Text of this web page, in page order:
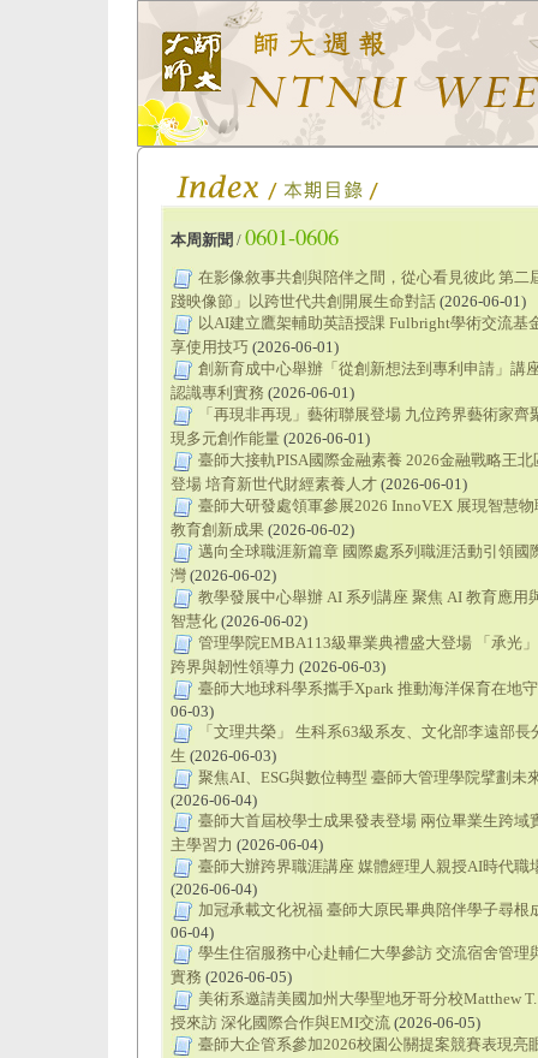
本周新聞 / 0601-0606
在影像敘事共創與陪伴之間，從心看見彼此 第二
踐映像節」以跨世代共創開展生命對話 (2026-06-01)
以AI建立鷹架輔助英語授課 Fulbright學術交流基
享使用技巧 (2026-06-01)
創新育成中心舉辦「從創新想法到專利申請」講
認識專利實務 (2026-06-01)
「再現非再現」藝術聯展登場 九位跨界藝術家齊
現多元創作能量 (2026-06-01)
臺師大接軌PISA國際金融素養 2026金融戰略王北
登場 培育新世代財經素養人才 (2026-06-01)
臺師大研發處領軍參展2026 InnoVEX 展現智慧
教育創新成果 (2026-06-02)
邁向全球職涯新篇章 國際處系列職涯活動引領國
灣 (2026-06-02)
教學發展中心舉辦 AI 系列講座 聚焦 AI 教育應用
智慧化 (2026-06-02)
管理學院EMBA113級畢業典禮盛大登場 「承光
跨界與韌性領導力 (2026-06-03)
臺師大地球科學系攜手Xpark 推動海洋保育在地
06-03)
「文理共榮」 生科系63級系友、文化部李遠部長
生 (2026-06-03)
聚焦AI、ESG與數位轉型 臺師大管理學院擘劃未
(2026-06-04)
臺師大首屆校學士成果發表登場 兩位畢業生跨域
主學習力 (2026-06-04)
臺師大辦跨界職涯講座 媒體經理人親授AI時代職
(2026-06-04)
加冠承載文化祝福 臺師大原民畢典陪伴學子尋根
06-04)
學生住宿服務中心赴輔仁大學參訪 交流宿舍管理
實務 (2026-06-05)
美術系邀請美國加州大學聖地牙哥分校Matthew T.
授來訪 深化國際合作與EMI交流 (2026-06-05)
臺師大企管系參加2026校園公關提案競賽表現亮